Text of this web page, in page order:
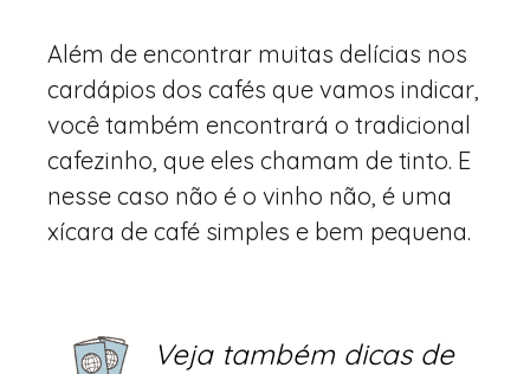
Além de encontrar muitas delícias nos
cardápios dos cafés que vamos indicar,
você também encontrará o tradicional
cafezinho, que eles chamam de tinto. E
nesse caso não é o vinho não, é uma
xícara de café simples e bem pequena.
Veja também dicas de